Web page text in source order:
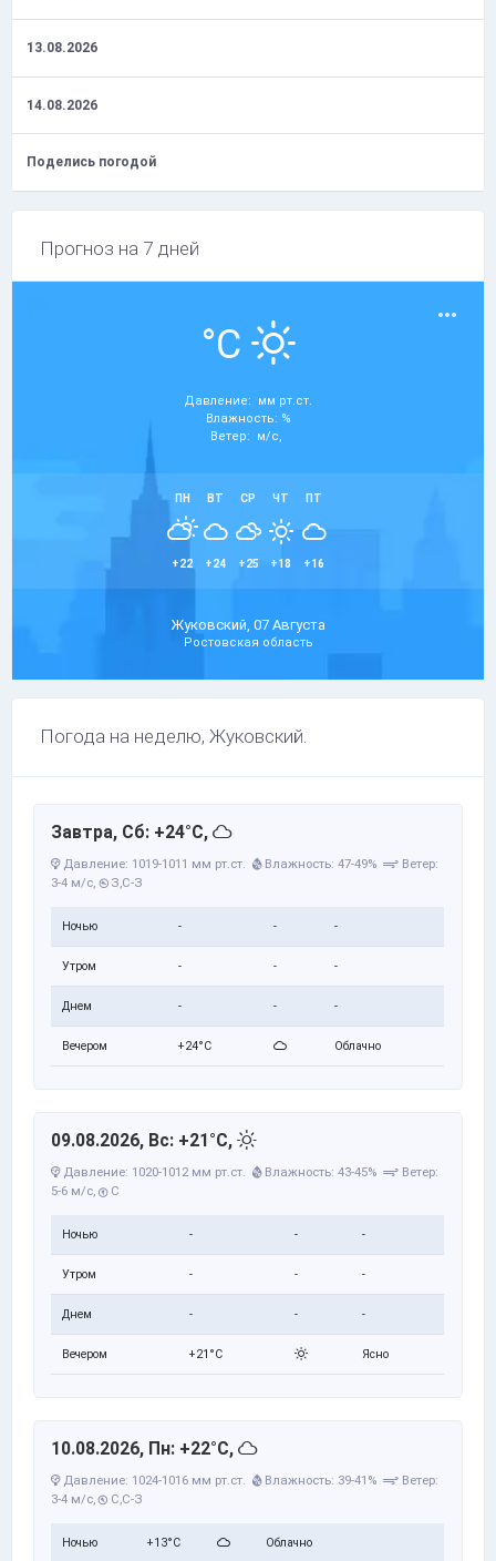
13.08.2026
14.08.2026
Поделись погодой
Прогноз на 7 дней
°C
Давление: мм рт.ст.
Влажность: %
Ветер: м/с,
ПН
+22
ВТ
+24
СР
+25
ЧТ
+18
ПТ
+16
Жуковский, 07 Августа
Ростовская область
Погода на неделю, Жуковский.
Завтра, Сб: +24°C,
Давление: 1019-1011 мм рт.ст. Влажность: 47-49%
Ветер:
3-4 м/с, З,С-З
Ночью - - -
Утром - - -
Днем - - -
Вечером +24°C Облачно
09.08.2026, Вс: +21°C,
Давление: 1020-1012 мм рт.ст. Влажность: 43-45%
Ветер:
5-6 м/с, С
Ночью - - -
Утром - - -
Днем - - -
Вечером +21°C Ясно
10.08.2026, Пн: +22°C,
Давление: 1024-1016 мм рт.ст. Влажность: 39-41%
Ветер:
3-4 м/с,
С,С-З
Ночью +13°C Облачно